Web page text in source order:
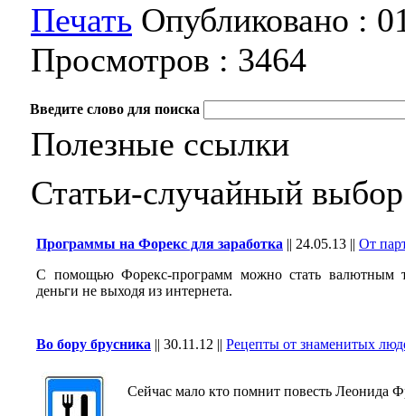
Печать Опубликовано :
Просмотров : 3464
Введите слово для поиска
Полезные ссылки
Статьи-случайный выбор
Программы на Форекс для заработка || 24.05.13 || От
С помощью Форекс-программ можно стать валютным
деньги не выходя из интернета.
Во бору брусника || 30.11.12 || Рецепты от знаменитых
Сейчас мало кто помнит повесть Леонида